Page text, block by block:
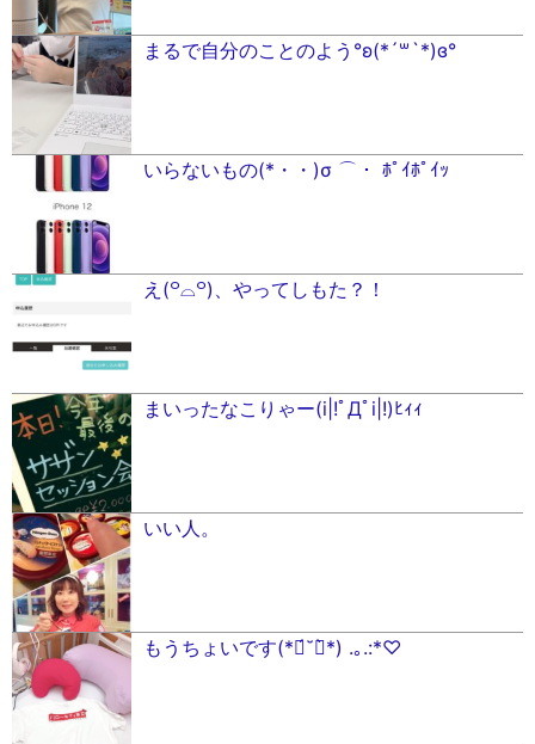
まるで自分のことのよう°ʚ(*´꒳`*)ɞ°
いらないもの(*・・)σ ⌒・ ﾎﾟｲﾎﾟｲｯ
え(꒪⌓꒪)、やってしもた？！
まいったなこりゃー(i|!ﾟДﾟi|!)ﾋｨｨ
いい人。
もうちょいです(*ฅ́˘ฅ̀*) .｡.:*♡